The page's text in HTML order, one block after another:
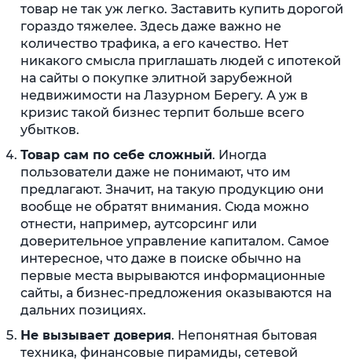
товар не так уж легко. Заставить купить дорогой
гораздо тяжелее. Здесь даже важно не
количество трафика, а его качество. Нет
никакого смысла приглашать людей с ипотекой
на сайты о покупке элитной зарубежной
недвижимости на Лазурном Берегу. А уж в
кризис такой бизнес терпит больше всего
убытков.
Товар сам по себе сложный. Иногда
пользователи даже не понимают, что им
предлагают. Значит, на такую продукцию они
вообще не обратят внимания. Сюда можно
отнести, например, аутсорсинг или
доверительное управление капиталом. Самое
интересное, что даже в поиске обычно на
первые места вырываются информационные
сайты, а бизнес-предложения оказываются на
дальних позициях.
Не вызывает доверия. Непонятная бытовая
техника, финансовые пирамиды, сетевой